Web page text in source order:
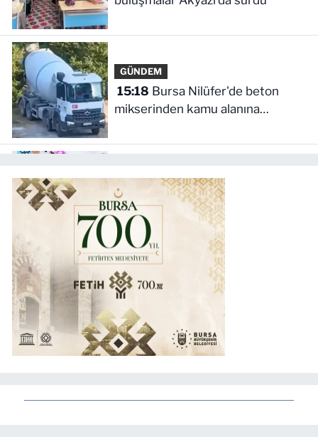
GÜNDEM
15:18
mikserinden kamu alanına
15:13 Batman Sason'da emzirme
farkındalığı
Kültür sanat
15:09Depremde hasar
görmüştü... Malatya Arkeoloji
Müzesi yenilendi